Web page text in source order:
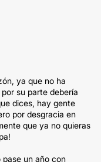
ya que no ha
su parte debería
dices, hay gente
por desgracia en
que ya no quieras
pase un año con